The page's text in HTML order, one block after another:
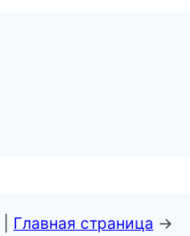
Главная страница →